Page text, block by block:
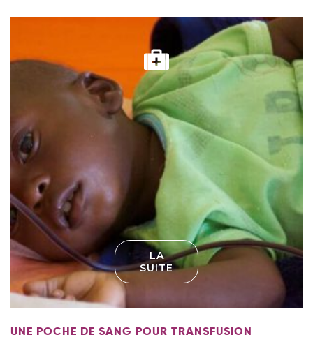
LA
SUITE
UNE POCHE DE SANG POUR TRANSFUSION